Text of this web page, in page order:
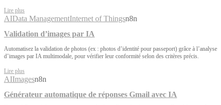
Lire plus
AIData ManagementInternet of Thingsn8n
Validation d’images par IA
Automatisez la validation de photos (ex : photos d’identité pour passeport) grâce à l’analyse
d’images par IA multimodale, pour vérifier leur conformité selon des critères précis.
Lire plus
AIImagesn8n
Générateur automatique de réponses Gmail avec IA